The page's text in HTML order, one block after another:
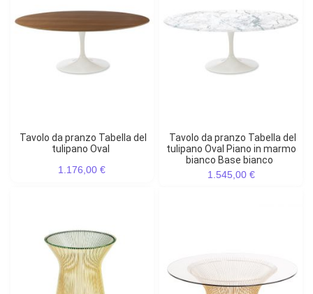
Tavolo da pranzo Tabella del
tulipano Oval
1.176,00 €
Tavolo da pranzo Tabella del
tulipano Oval Piano in marmo
bianco Base bianco
1.545,00 €